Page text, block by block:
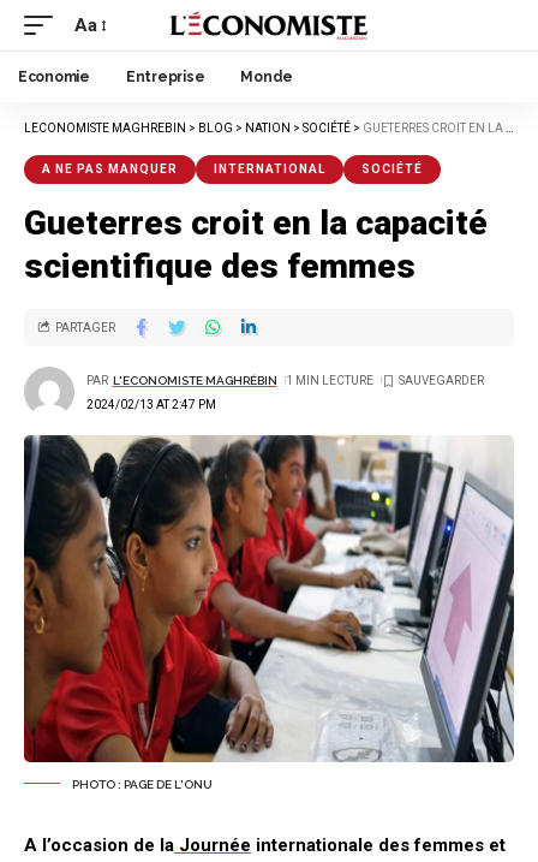
Aa
Economie Entreprise Monde
LECONOMISTE MAGHREBIN > BLOG > NATION > SOCIÉTÉ > GUETERRES CROIT EN LA CAPACITÉ SCIENTIFIQUE DES FEMMES
A NE PAS MANQUER INTERNATIONAL SOCIÉTÉ
Gueterres croit en la capacité
scientifique des femmes
2024/02/13 AT 2:47 PM
PAR L'ECONOMISTE MAGHRÉBIN 1 MIN LECTURE
PARTAGER
PHOTO : PAGE DE L'ONU
A l’occasion de la Journée internationale des femmes et